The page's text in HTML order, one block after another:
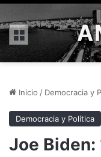
Menú
Inicio / Democracia y
Democracia y Política
Joe Biden: